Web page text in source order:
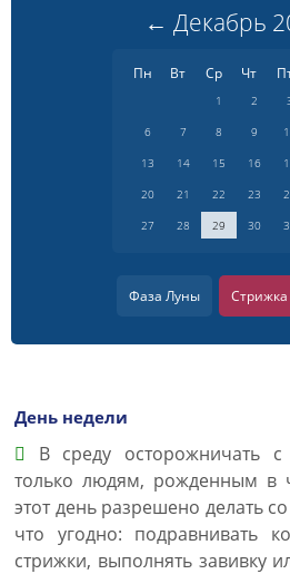
← Декабрь
Пн Вт Ср Чт
1 2
6
7 8 9
13
14 15 16
20
21 22 23
27
28 29 30
Фаза Луны Стрижка
День недели
В среду осторожничать с
только людям, рожденным в
этот день разрешено делать
что угодно: подравнивать
стрижки, выполнять завивку